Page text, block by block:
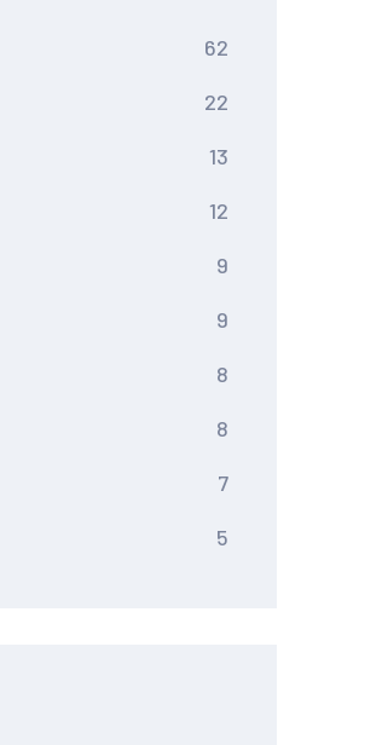
62
22
13
12
9
9
8
8
7
5